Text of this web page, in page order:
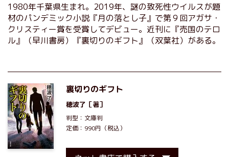
1980年千葉県生まれ。2019年、謎の致死性ウイルスが題
材のパンデミック小説『月の落とし子』で第９回アガサ・
クリスティー賞を受賞してデビュー。近刊に『売国のテロ
ル』（早川書房）『裏切りのギフト』（双葉社）がある。
裏切りのギフト
穂波了 ［著］
判型：文庫判
定価：990円（税込）